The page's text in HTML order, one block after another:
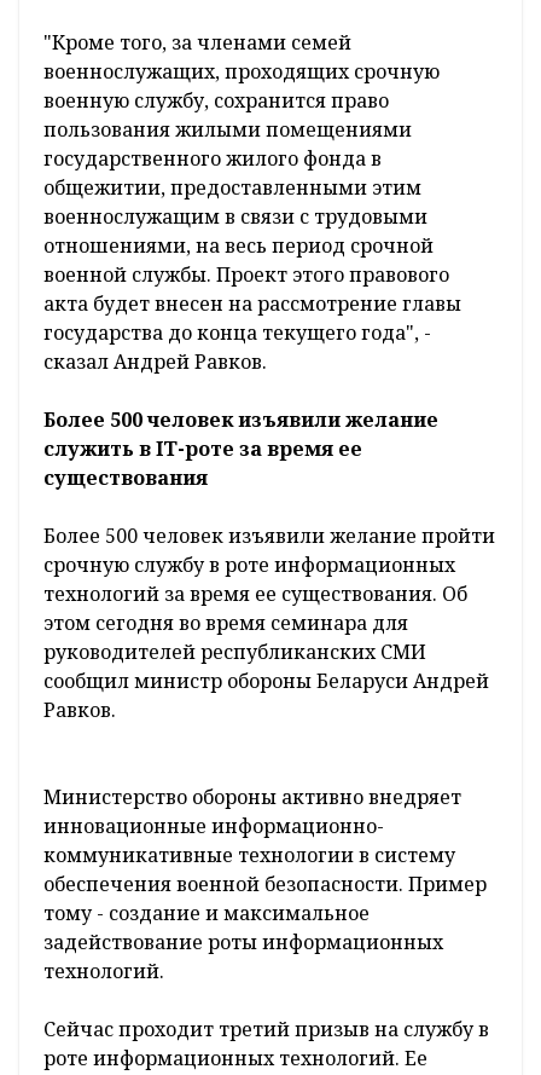
"Кроме того, за членами семей
военнослужащих, проходящих срочную
военную службу, сохранится право
пользования жилыми помещениями
государственного жилого фонда в
общежитии, предоставленными этим
военнослужащим в связи с трудовыми
отношениями, на весь период срочной
военной службы. Проект этого правового
акта будет внесен на рассмотрение главы
государства до конца текущего года", -
сказал Андрей Равков.
Более 500 человек изъявили желание
служить в IT-роте за время ее
существования
Более 500 человек изъявили желание пройти
срочную службу в роте информационных
технологий за время ее существования. Об
этом сегодня во время семинара для
руководителей республиканских СМИ
сообщил министр обороны Беларуси Андрей
Равков.
Министерство обороны активно внедряет
инновационные информационно-
коммуникативные технологии в систему
обеспечения военной безопасности. Пример
тому - создание и максимальное
задействование роты информационных
технологий.
Сейчас проходит третий призыв на службу в
роте информационных технологий. Ее